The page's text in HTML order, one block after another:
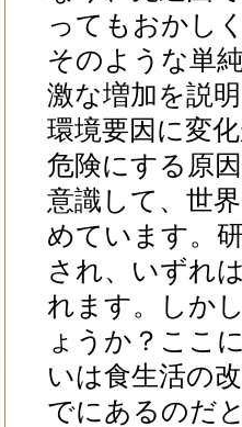
ってもおかし
そのような単
激な増加を説
環境要因に変
危険にする原
意識して、世
めています。
され、いずれ
れます。しか
ょうか？ここ
いは食生活の
でにあるのだ